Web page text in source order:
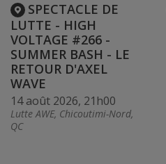
SPECTACLE DE
LUTTE - HIGH
VOLTAGE #266 -
SUMMER BASH - LE
RETOUR D'AXEL
WAVE
14 août 2026, 21h00
Lutte AWE, Chicoutimi-Nord,
QC